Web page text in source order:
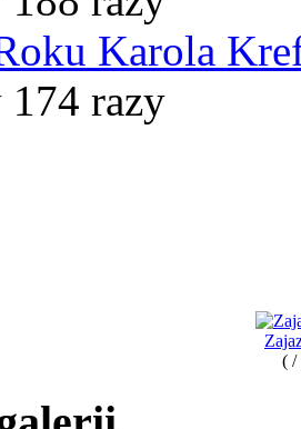
Karola
174 razy
( /